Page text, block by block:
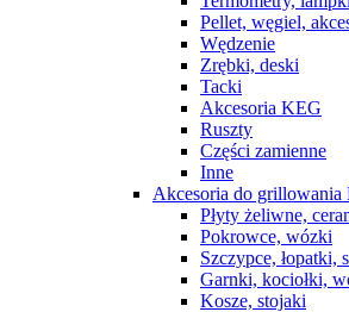
Pellet, węgiel,
Wędzenie
Zrębki, deski
Tacki
Akcesoria KEG
Ruszty
Części zamienne
Inne
Akcesoria do grillowania
Płyty żeliwne,
Pokrowce, wózki
Szczypce, łopatki,
Garnki, kociołki,
Kosze, stojaki